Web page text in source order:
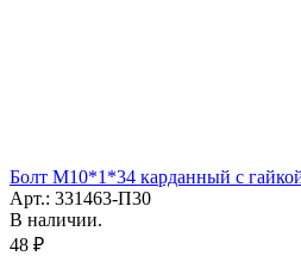
Болт М10*1*34 карданный с
Арт.: 331463-П30
В наличии.
48 ₽